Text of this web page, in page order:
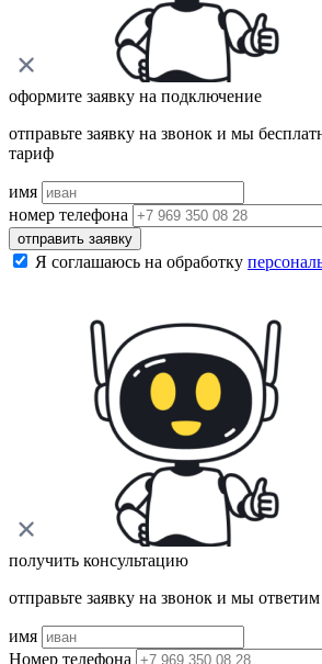
оформите заявку на подключение
отправьте заявку на звонок и мы
тариф
имя
номер телефона
отправить заявку
Я соглашаюсь на обработку
получить консультацию
отправьте заявку на звонок и мы
имя
Номер телефона